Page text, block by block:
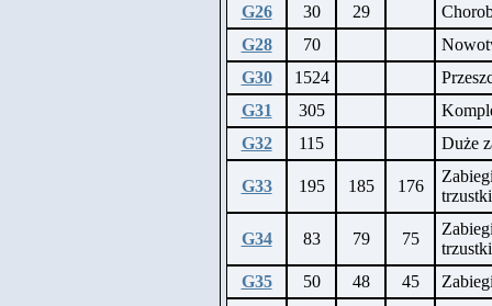
G26
30 29
G28
70
G30
1524
G31
305
G32
115 Duże
G33 195 185 176
G34 83 79 75
G35
50 48 45